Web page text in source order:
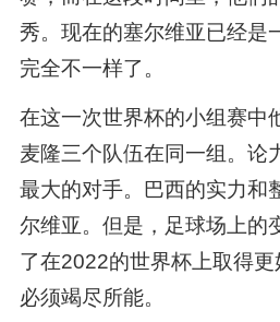
秀。现在的塞尔维亚已经是
完全不一样了。
在这一次世界杯的小组赛中
麦隆三个队伍在同一组。论
最大的对手。巴西的实力和
尔维亚。但是，足球场上的
了在2022的世界杯上取得
必须竭尽所能。